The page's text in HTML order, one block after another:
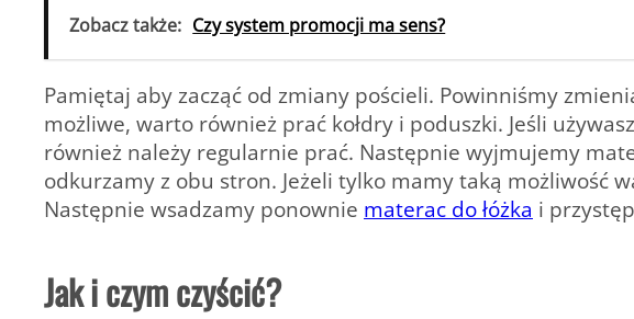
Zobacz także: Czy system promocji ma sens?
Pamiętaj aby zacząć od zmiany pościeli. Powinniśmy
możliwe, warto również prać kołdry i poduszki. Jeśli
również należy regularnie prać. Następnie wyjmujemy
odkurzamy z obu stron. Jeżeli tylko mamy taką możliwość
Następnie wsadzamy ponownie materac do łóżka i
Jak i czym czyścić?